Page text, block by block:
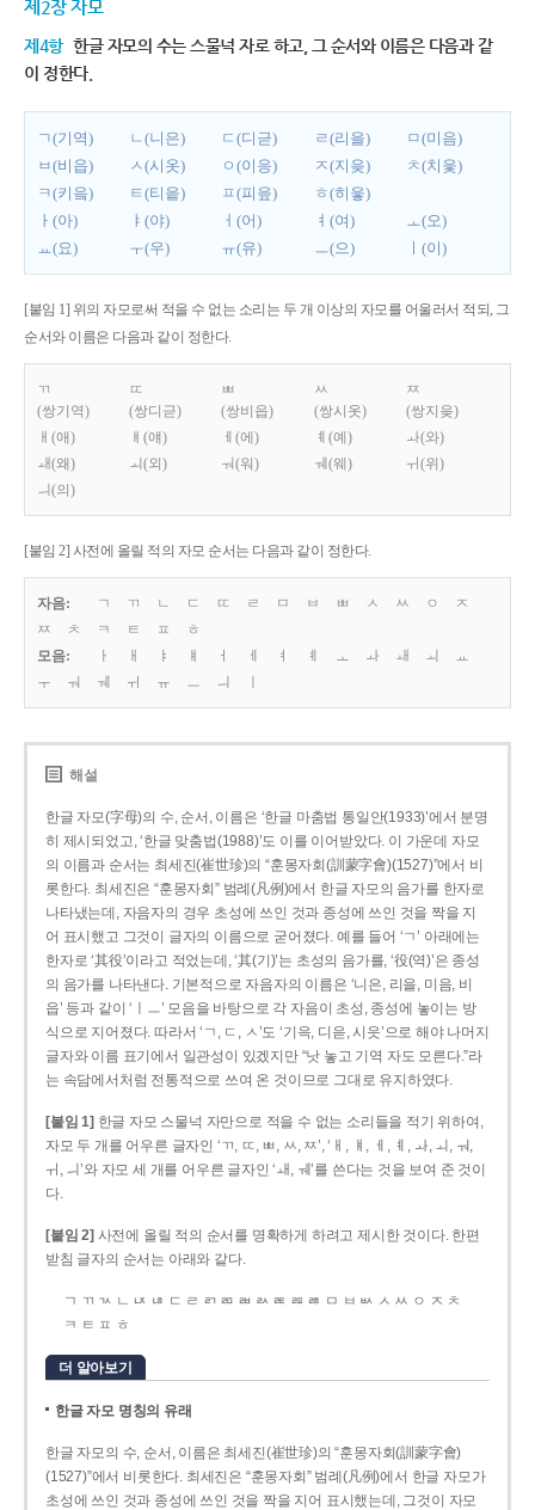
제2장 자모
제4항 한글 자모의 수는 스물넉 자로 하고, 그 순서와 이름은 다음과 같
이 정한다.
ㄱ(기역) ㄴ(니은) ㄷ(디귿) ㄹ(리을)
ㅁ(미음)
ㅂ(비읍)
ㅅ(시옷) ㅇ(이응) ㅈ(지읒)
ㅊ(치읓)
ㅋ(키읔)
ㅌ(티읕) ㅍ(피읖)
ㅎ(히읗)
ㅏ(아)
ㅑ(야) ㅓ(어) ㅕ(여)
ㅗ(오)
ㅛ(요)
ㅜ(우) ㅠ(유) ㅡ(으) ㅣ(이)
[붙임 1] 위의 자모로써 적을 수 없는 소리는 두 개 이상의 자모를 어울러서 적되, 그
순서와 이름은 다음과 같이 정한다.
ㄲ
(쌍기역)
ㄸ
(쌍디귿)
ㅃ
(쌍비읍)
ㅆ
(쌍시옷)
ㅉ
(쌍지읒)
ㅐ(애)
ㅒ(얘) ㅔ(에) ㅖ(예)
ㅘ(와)
ㅙ(왜)
ㅚ(외) ㅝ(워) ㅞ(웨)
ㅟ(위)
ㅢ(의)
[붙임 2] 사전에 올릴 적의 자모 순서는 다음과 같이 정한다.
자음: ㄱ ㄲ ㄴ ㄷ ㄸ ㄹ ㅁ ㅂ ㅃ ㅅ ㅆ ㅇ
ㅈ
ㅉ
ㅊ ㅋ ㅌ ㅍ
ㅎ
모음:
ㅏ ㅐ ㅑ ㅒ ㅓ ㅔ ㅕ ㅖ ㅗ ㅘ ㅙ ㅚ
ㅛ
ㅜ
ㅝ ㅞ ㅟ ㅠ ㅡ ㅢ
해설
한글 자모(字母)의 수, 순서, 이름은 ‘한글 마춤법 통일안(1933)’에서 분명
히 제시되었고, ‘한글 맞춤법(1988)’도 이를 이어받았다. 이 가운데 자모
의 이름과 순서는 최세진(崔世珍)의 “훈몽자회(訓蒙字會)(1527)”에서 비
롯한다. 최세진은 “훈몽자회” 범례(凡例)에서 한글 자모의 음가를 한자로
나타냈는데, 자음자의 경우 초성에 쓰인 것과 종성에 쓰인 것을 짝을 지
어 표시했고 그것이 글자의 이름으로 굳어졌다. 예를 들어 ‘ㄱ’ 아래에는
한자로 ‘其役’이라고 적었는데, ‘其(기)’는 초성의 음가를, ‘役(역)’은 종성
의 음가를 나타낸다. 기본적으로 자음자의 이름은 ‘니은, 리을, 미음, 비
읍’ 등과 같이 ‘ㅣㅡ’ 모음을 바탕으로 각 자음이 초성, 종성에 놓이는 방
식으로 지어졌다. 따라서 ‘ㄱ, ㄷ, ㅅ’도 ‘기윽, 디읃, 시읏’으로 해야 나머지
글자와 이름 표기에서 일관성이 있겠지만 “낫 놓고 기역 자도 모른다.”라
는 속담에서처럼 전통적으로 쓰여 온 것이므로 그대로 유지하였다.
[붙임 1] 한글 자모 스물넉 자만으로 적을 수 없는 소리들을 적기 위하여,
자모 두 개를 어우른 글자인 ‘ㄲ, ㄸ, ㅃ, ㅆ, ㅉ’, ‘ㅐ, ㅒ, ㅔ, ㅖ, ㅘ, ㅚ, ㅝ,
ㅟ, ㅢ’와 자모 세 개를 어우른 글자인 ‘ㅙ, ㅞ’를 쓴다는 것을 보여 준 것이
다.
[붙임 2] 사전에 올릴 적의 순서를 명확하게 하려고 제시한 것이다. 한편
받침 글자의 순서는 아래와 같다.
ㄱ ㄲ ㄳ ㄴ ㄵ ㄶ ㄷ ㄹ ㄺ ㄻ ㄼ ㄽ ㄾ ㄿ ㅀ ㅁ ㅂ ㅄ ㅅ ㅆ ㅇ ㅈ ㅊ
ㅋ ㅌ ㅍ ㅎ
더 알아보기
한글 자모 명칭의 유래
한글 자모의 수, 순서, 이름은 최세진(崔世珍)의 “훈몽자회(訓蒙字會)
(1527)”에서 비롯한다. 최세진은 “훈몽자회” 범례(凡例)에서 한글 자모가
초성에 쓰인 것과 종성에 쓰인 것을 짝을 지어 표시했는데, 그것이 자모